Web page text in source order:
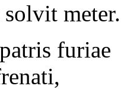
meter.
furiae